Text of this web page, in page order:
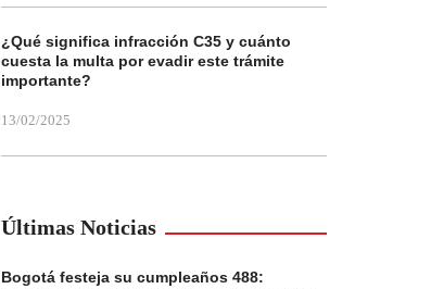
¿Qué significa infracción C35 y cuánto
cuesta la multa por evadir este trámite
importante?
13/02/2025
Últimas Noticias
Bogotá festeja su cumpleaños 488: